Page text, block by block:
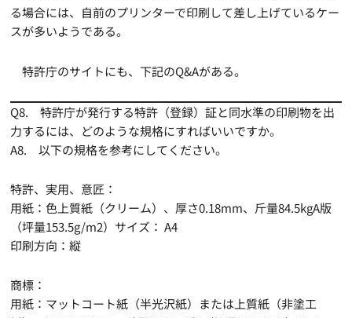
る場合には、自前のプリンターで印刷して差し上げているケー
スが多いようである。
特許庁のサイトにも、下記のQ&Aがある。
Q8. 特許庁が発行する特許（登録）証と同水準の印刷物を出
力するには、どのような規格にすればいいですか。
A8. 以下の規格を参考にしてください。
特許、実用、意匠：
用紙：色上質紙（クリーム）、厚さ0.18mm、斤量84.5kgA版
（坪量153.5g/m2）サイズ： A4
印刷方向：縦
商標：
用紙：マットコート紙（半光沢紙）または上質紙（非塗工